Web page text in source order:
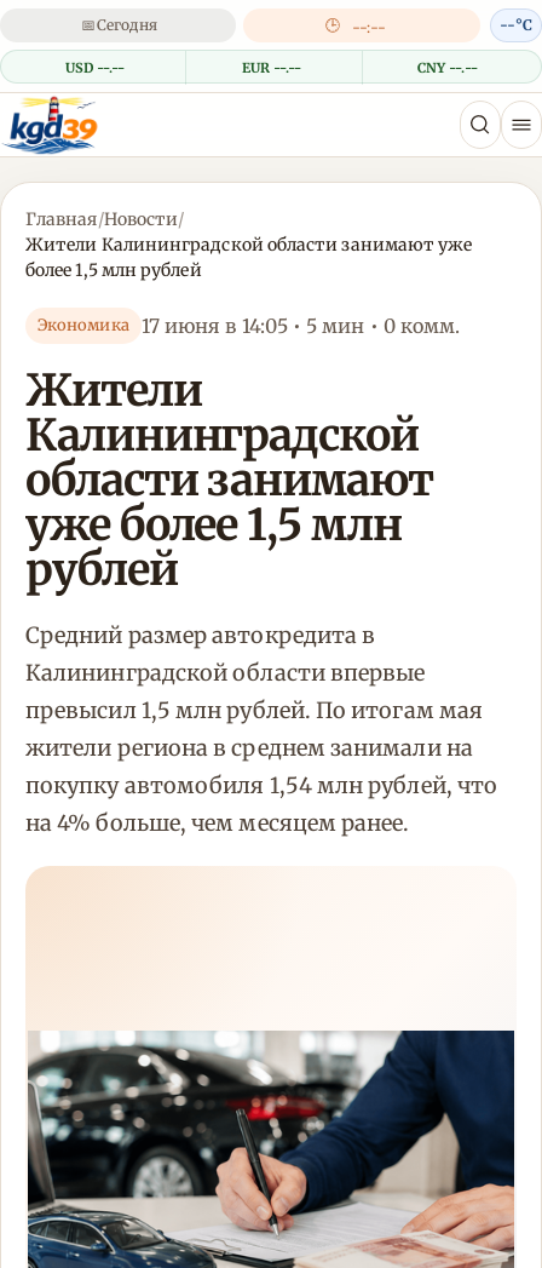
📅Сегодня 🕒 --:--
USD --.-- EUR --.-- CNY --.--
--°C
Главная/Новости/
Жители Калининградской области занимают уже
более 1,5 млн рублей
Экономика 17 июня в 14:05 • 5 мин • 0 комм.
Жители
Калининградской
области занимают
уже более 1,5 млн
рублей
Средний размер автокредита в
Калининградской области впервые
превысил 1,5 млн рублей. По итогам мая
жители региона в среднем занимали на
покупку автомобиля 1,54 млн рублей, что
на 4% больше, чем месяцем ранее.